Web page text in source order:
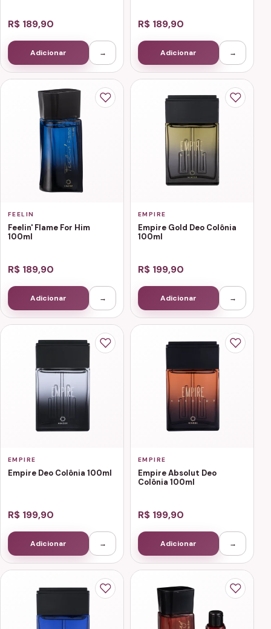
R$ 189,90
Adicionar →
R$ 189,90
Adicionar →
FEELIN
Feelin' Flame For Him
100ml
R$ 189,90
Adicionar →
EMPIRE
Empire Gold Deo Colônia
100ml
R$ 199,90
Adicionar →
EMPIRE
Empire Deo Colônia 100ml
R$ 199,90
Adicionar →
EMPIRE
Empire Absolut Deo
Colônia 100ml
R$ 199,90
Adicionar →